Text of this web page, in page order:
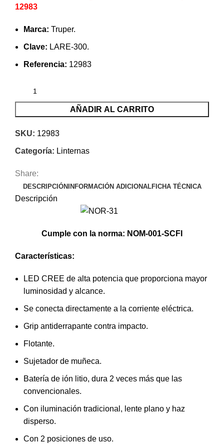
12983
Marca: Truper.
Clave: LARE-300.
Referencia: 12983
AÑADIR AL CARRITO
SKU: 12983
Categoría: Linternas
Share:
DESCRIPCIÓN INFORMACIÓN ADICIONALFICHA TÉCNICA
Descripción
Cumple con la norma: NOM-001-SCFI
Características:
LED CREE de alta potencia que proporciona mayor
luminosidad y alcance.
Se conecta directamente a la corriente eléctrica.
Grip antiderrapante contra impacto.
Flotante.
Sujetador de muñeca.
Batería de ión litio, dura 2 veces más que las
convencionales.
Con iluminación tradicional, lente plano y haz
disperso.
Con 2 posiciones de uso.